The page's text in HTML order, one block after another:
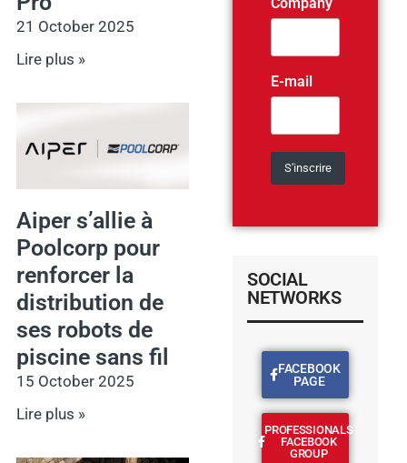
21 October 2025
Lire plus »
Aiper s’allie à
Poolcorp pour
renforcer la
distribution de
ses robots de
piscine sans fil
15 October 2025
Lire plus »
E-mail
SOCIAL
NETWORKS
FACEBOOK
PAGE
PROFESSIONALS
FACEBOOK
GROUP